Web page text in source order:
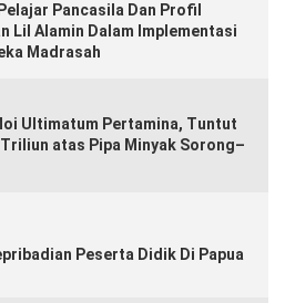
Pancasila Dan Profil
Lil Alamin Dalam Implementasi
Madrasah
Ultimatum Pertamina, Tuntut
Triliun atas Pipa Minyak Sorong–
Peserta Didik Di Papua